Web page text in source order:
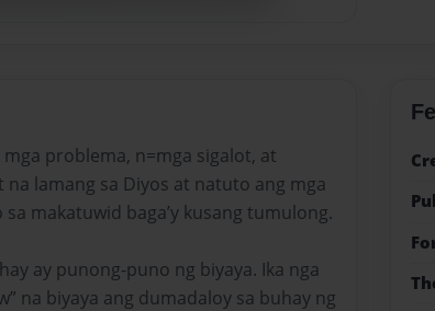
problema, n=mga sigalot, at
lamang sa Diyos at natuto ang mga
makatuwid baga’y kusang tumulong.
ay punong-puno ng biyaya. Ika nga
na biyaya ang dumadaloy sa buhay ng